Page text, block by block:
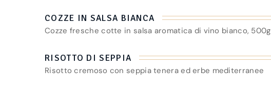
COZZE IN SALSA BIANCA
Cozze fresche cotte in salsa aromatica di vino bianco, 500g
RISOTTO DI SEPPIA
Risotto cremoso con seppia tenera ed erbe mediterranee